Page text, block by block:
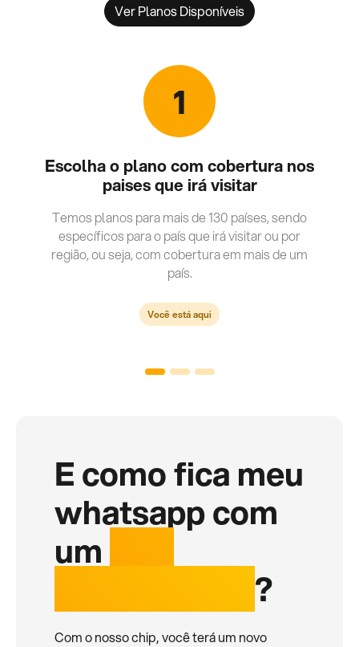
Ver Planos Disponíveis
1
Escolha o plano com cobertura nos
paises que irá visitar
Temos planos para mais de 130 países, sendo
específicos para o país que irá visitar ou por
região, ou seja, com cobertura em mais de um
país.
Você está aqui
E como fica meu
whatsapp com
um
?
Com o nosso chip, você terá um novo